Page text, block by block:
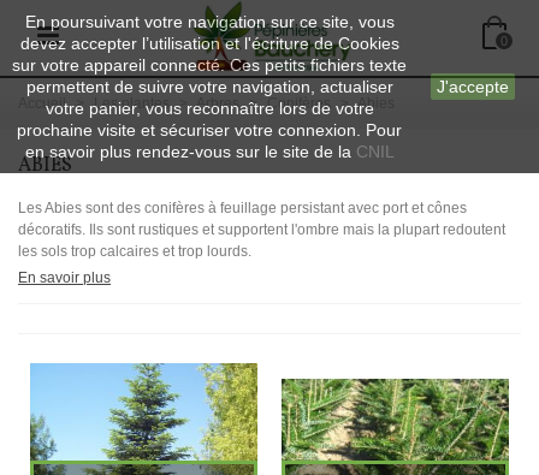
En poursuivant votre navigation sur ce site, vous
devez accepter l’utilisation et l'écriture de Cookies
sur votre appareil connecté. Ces petits fichiers texte
permettent de suivre votre navigation, actualiser
votre panier, vous reconnaître lors de votre
prochaine visite et sécuriser votre connexion. Pour
en savoir plus rendez-vous sur le site de la CNIL
J'accepte
0
Accueil > Les plantes > Arbres > Conifères > Abies
ABIES
Les Abies sont des conifères à feuillage persistant avec port et cônes
décoratifs. Ils sont rustiques et supportent l'ombre mais la plupart redoutent
les sols trop calcaires et trop lourds.
En savoir plus